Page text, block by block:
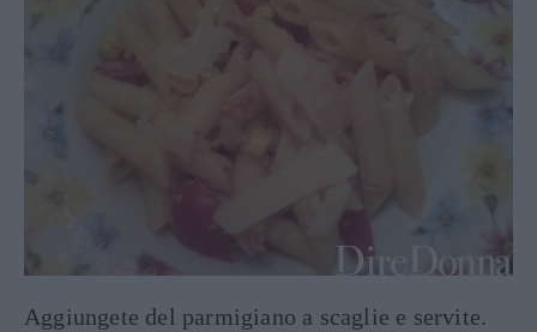
Aggiungete del parmigiano a scaglie e servite.